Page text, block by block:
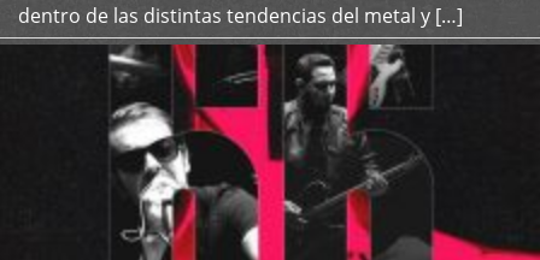
dentro de las distintas tendencias del metal y […]